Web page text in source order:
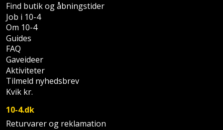
Find butik og åbningstider
Job i 10-4
Om 10-4
Guides
FAQ
Gaveideer
Aktiviteter
Tilmeld nyhedsbrev
Kvik kr.
10-4.dk
Returvarer og reklamation